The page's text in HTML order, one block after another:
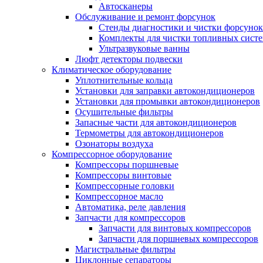
Автосканеры
Обслуживание и ремонт форсунок
Стенды диагностики и чистки форсунок
Комплекты для чистки топливных
Ультразвуковые ванны
Люфт детекторы подвески
Климатическое оборудование
Уплотнительные кольца
Установки для заправки автокондиционеров
Установки для промывки автокондиционеров
Осушительные фильтры
Запасные части для автокондиционеров
Термометры для автокондиционеров
Озонаторы воздуха
Компрессорное оборудование
Компрессоры поршневые
Компрессоры винтовые
Компрессорные головки
Компрессорное масло
Автоматика, реле давления
Запчасти для компрессоров
Запчасти для винтовых компрессоров
Запчасти для поршневых компрессоров
Магистральные фильтры
Циклонные сепараторы